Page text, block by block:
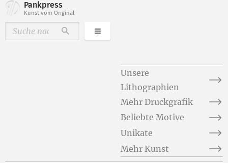
Pankpress
Kunst vom Original
DurchsuchenKategorien
Unsere
Lithographien
Mehr Druckgrafik
Beliebte Motive
Unikate
Mehr Kunst